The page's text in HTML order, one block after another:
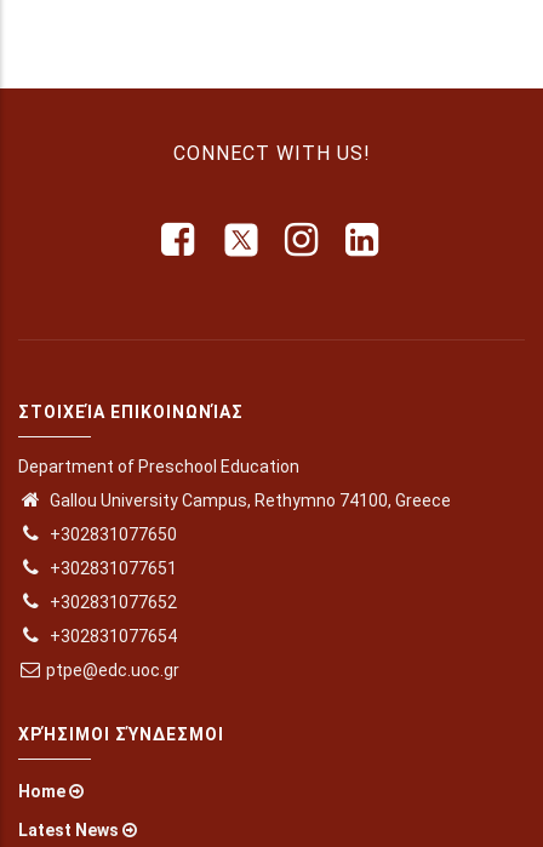
CONNECT WITH US!
ΣΤΟΙΧΕΊΑ ΕΠΙΚΟΙΝΩΝΊΑΣ
Department of Preschool Education
Gallou University Campus, Rethymno 74100, Greece
+302831077650
+302831077651
+302831077652
+302831077654
ptpe@edc.uoc.gr
ΧΡΉΣΙΜΟΙ ΣΎΝΔΕΣΜΟΙ
Home
Latest News